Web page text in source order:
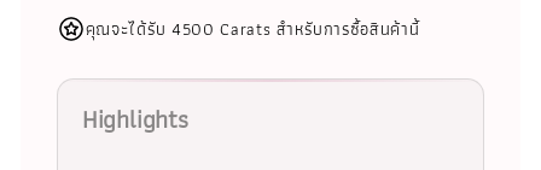
คุณจะได้รับ 4500 Carats สำหรับการซื้อสินค้านี้
Highlights